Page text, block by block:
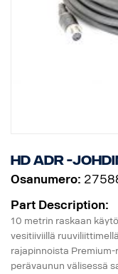
HD ADR -
Osanumero:
Part Description:
10 metrin raskaan
vesitiiviillä
rajapinnoista
perävaunun välisessä